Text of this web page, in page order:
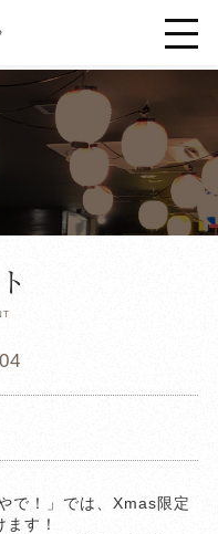
で！」では、Xmas限定
す！